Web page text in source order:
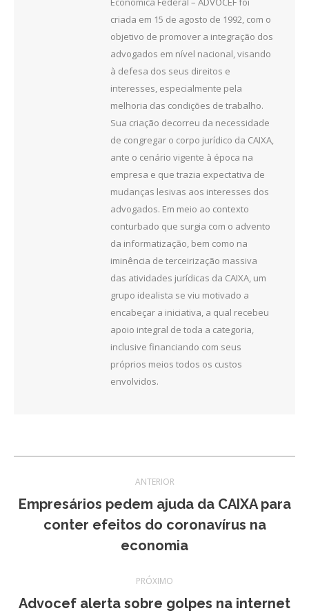
criada em 15 de agosto de 1992, com o
objetivo de promover a integração dos
advogados em nível nacional, visando
à defesa dos seus direitos e
interesses, especialmente pela
melhoria das condições de trabalho.
Sua criação decorreu da necessidade
de congregar o corpo jurídico da CAIXA,
ante o cenário vigente à época na
empresa e que trazia expectativa de
mudanças lesivas aos interesses dos
advogados. Em meio ao contexto
conturbado que surgia com o advento
da informatização, bem como na
iminência de terceirização massiva
das atividades jurídicas da CAIXA, um
grupo idealista se viu motivado a
encabeçar a iniciativa, a qual recebeu
apoio integral de toda a categoria,
inclusive financiando com seus
próprios meios todos os custos
envolvidos.
de
post:
ANTERIOR
Post
anterior:
Empresários pedem ajuda da CAIXA para
conter efeitos do coronavírus na
economia
PRÓXIMO
Advocef alerta sobre golpes na internet